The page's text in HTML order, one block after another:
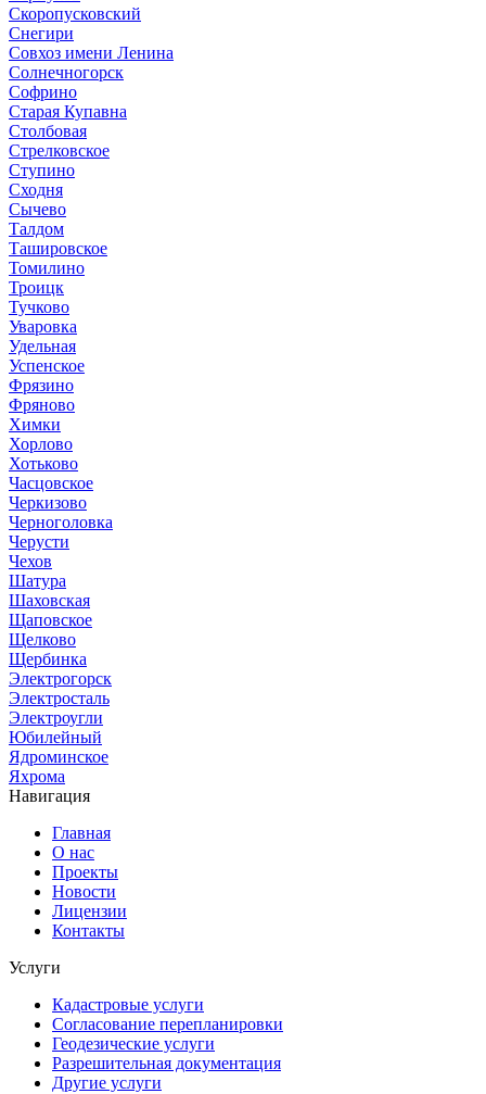
Скоропусковский
Снегири
Совхоз имени Ленина
Солнечногорск
Софрино
Старая Купавна
Столбовая
Стрелковское
Ступино
Сходня
Сычево
Талдом
Ташировское
Томилино
Троицк
Тучково
Уваровка
Удельная
Успенское
Фрязино
Фряново
Химки
Хорлово
Хотьково
Часцовское
Черкизово
Черноголовка
Черусти
Чехов
Шатура
Шаховская
Щаповское
Щелково
Щербинка
Электрогорск
Электросталь
Электроугли
Юбилейный
Ядроминское
Яхрома
Навигация
Главная
О нас
Проекты
Новости
Лицензии
Контакты
Услуги
Кадастровые услуги
Согласование перепланировки
Геодезические услуги
Разрешительная документация
Другие услуги